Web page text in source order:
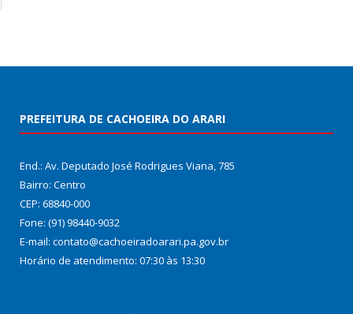
PREFEITURA DE CACHOEIRA DO ARARI
End.: Av. Deputado José Rodrigues Viana, 785
Bairro: Centro
CEP: 68840-000
Fone: (91) 98440-9032
E-mail: contato@cachoeiradoarari.pa.gov.br
Horário de atendimento: 07:30 às 13:30